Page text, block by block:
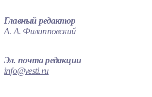
Главный редактор
А. А. Филипповский
Эл. почта редакции
info@vesti.ru